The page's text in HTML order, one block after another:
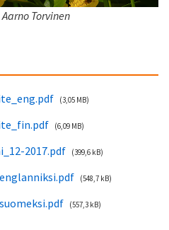
Torvinen
(3,05 MB)
(6,09 MB)
2017.pdf (399,6 kB)
(548,7 kB)
(557,3 kB)